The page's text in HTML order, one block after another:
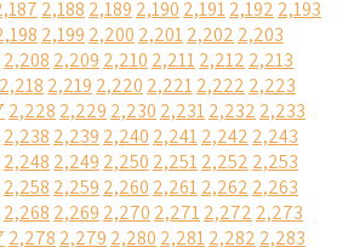
2,188 2,189 2,190 2,1912,192 2,193
2,199 2,200 2,2012,202 2,203
2,208 2,209 2,210 2,2112,212 2,213
2,218 2,219 2,220 2,2212,222 2,223
2,228 2,229 2,230 2,2312,232 2,233
2,238 2,239 2,240 2,2412,242 2,243
2,248 2,249 2,250 2,2512,252 2,253
2,258 2,259 2,260 2,2612,262 2,263
2,268 2,269 2,270 2,2712,272 2,273
2,278 2,279 2,280 2,2812,282 2,283